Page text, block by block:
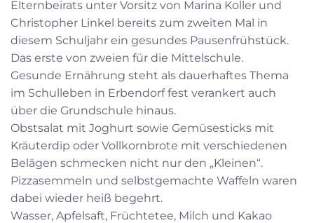
Elternbeirats unter Vorsitz von Marina Koller und
Christopher Linkel bereits zum zweiten Mal in
diesem Schuljahr ein gesundes Pausenfrühstück.
Das erste von zweien für die Mittelschule.
Gesunde Ernährung steht als dauerhaftes Thema
im Schulleben in Erbendorf fest verankert auch
über die Grundschule hinaus.
Obstsalat mit Joghurt sowie Gemüsesticks mit
Kräuterdip oder Vollkornbrote mit verschiedenen
Belägen schmecken nicht nur den „Kleinen“.
Pizzasemmeln und selbstgemachte Waffeln waren
dabei wieder heiß begehrt.
Wasser, Apfelsaft, Früchtetee, Milch und Kakao